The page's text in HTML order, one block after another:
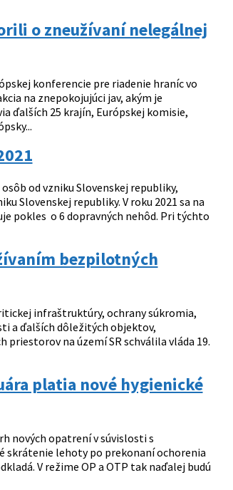
o zneužívaní nelegálnej
konferencie pre riadenie hraníc vo
na znepokojujúci jav, akým je
ďalších 25 krajín, Európskej komisie,
od vzniku Slovenskej republiky,
Slovenskej republiky. V roku 2021 sa na
pokles o 6 dopravných nehôd. Pri týchto
bezpilotných
infraštruktúry, ochrany súkromia,
a ďalších dôležitých objektov,
na území SR schválila vláda 19.
platia nové hygienické
nových opatrení v súvislosti s
skrátenie lehoty po prekonaní ochorenia
V režime OP a OTP tak naďalej budú